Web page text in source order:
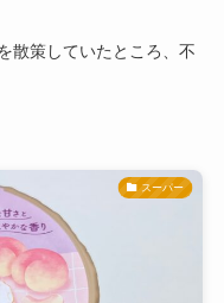
散策していたところ、不
スーパー